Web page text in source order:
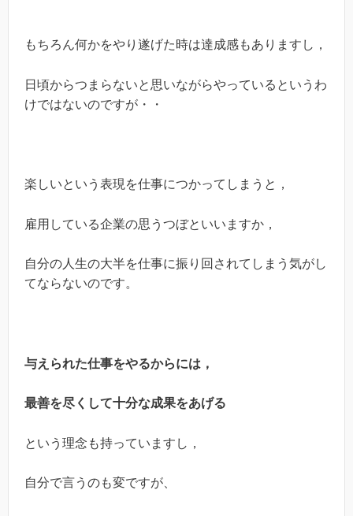
もちろん何かをやり遂げた時は達成感もありますし，
日頃からつまらないと思いながらやっているというわ
けではないのですが・・
楽しいという表現を仕事につかってしまうと，
雇用している企業の思うつぼといいますか，
自分の人生の大半を仕事に振り回されてしまう気がし
てならないのです。
与えられた仕事をやるからには，
最善を尽くして十分な成果をあげる
という理念も持っていますし，
自分で言うのも変ですが、